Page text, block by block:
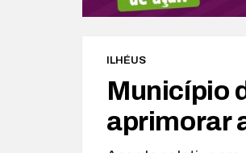
ILHÉUS
Município
aprimorar